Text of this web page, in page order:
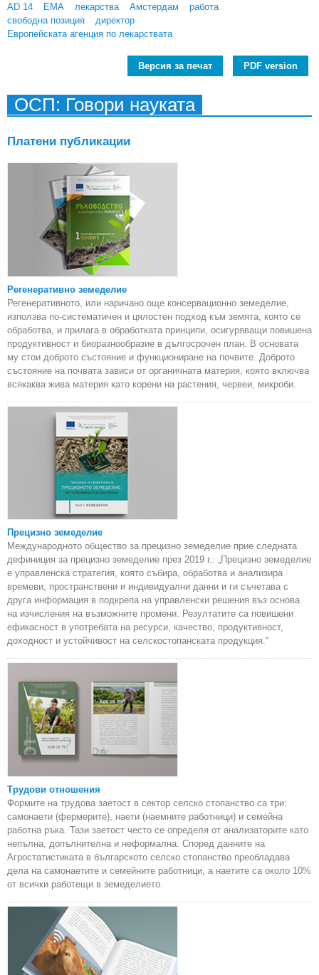
AD 14 ЕМА лекарства Амстердам
работа
свободна позиция
директор
Европейската агенция по лекарствата
Версия за печат PDF version
ОСП: Говори науката
Платени публикации
Регенеративно земеделие
Регенеративното, или наричано още консервационно земеделие,
използва по-систематичен и цялостен подход към земята, която се
обработва, и прилага в обработката принципи, осигуряващи повишена
продуктивност и биоразнообразие в дългосрочен план. В основата
му стои доброто състояние и функциониране на почвите. Доброто
състояние на почвата зависи от органичната материя, която включва
всякаква жива материя като корени на растения, червеи, микроби.
Прецизно земеделие
Международното общество за прецизно земеделие прие следната
дефиниция за прецизно земеделие през 2019 г.: „Прецизно земеделие
е управленска стратегия, която събира, обработва и анализира
времеви, пространствени и индивидуални данни и ги съчетава с
друга информация в подкрепа на управленски решения въз основа
на изчисления на възможните промени. Резултатите са повишени
ефикасност в употребата на ресурси, качество, продуктивност,
доходност и устойчивост на селскостопанската продукция.“
Трудови отношения
Формите на трудова заетост в сектор селско стопанство са три:
самонаети (фермерите), наети (наемните работници) и семейна
работна ръка. Тази заетост често се определя от анализаторите като
непълна, допълнителна и неформална. Според данните на
Агростатистиката в българското селско стопанство преобладава
дела на самонаетите и семейните работници, а наетите са около 10%
от всички работещи в земеделието.